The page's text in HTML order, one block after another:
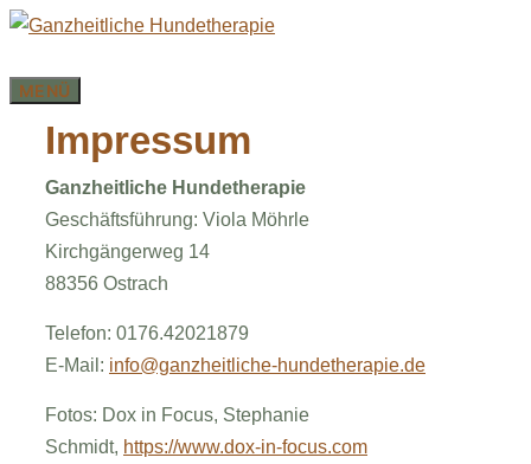
Zum
springen
MENÜ
Impressum
Ganzheitliche Hundetherapie
Geschäftsführung: Viola Möhrle
Kirchgängerweg 14
88356 Ostrach
Telefon: 0176.42021879
E-Mail: info@ganzheitliche-hundetherapie.de
Fotos: Dox in Focus, Stephanie
Schmidt, https://www.dox-in-focus.com